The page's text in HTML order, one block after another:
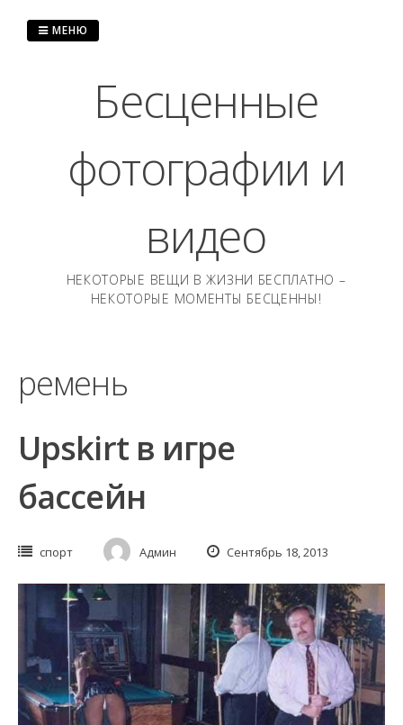
Бесценные
фотографии и
видео
НЕКОТОРЫЕ ВЕЩИ В ЖИЗНИ БЕСПЛАТНО –
НЕКОТОРЫЕ МОМЕНТЫ БЕСЦЕННЫ!
МЕНЮ
ремень
Upskirt в игре
бассейн
спорт Админ Сентябрь 18, 2013